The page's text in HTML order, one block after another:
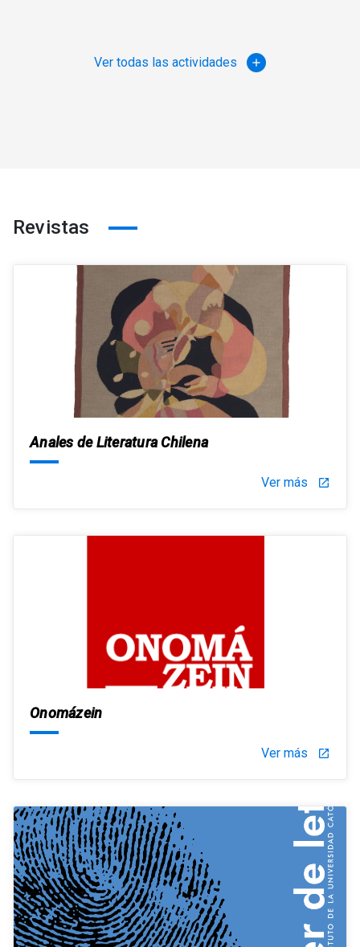
Ver todas las actividades add
Revistas
Anales de Literatura Chilena
Ver más launch
Onomázein
Ver más launch